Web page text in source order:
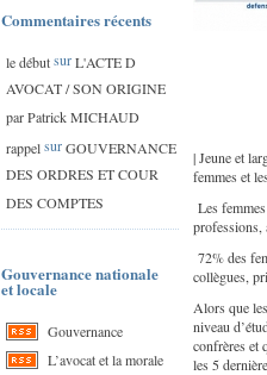
Commentaires récents
le débutsurL'ACTE D
AVOCAT / SON ORIGINE
par Patrick MICHAUD
rappelsurGOUVERNANCE
DES ORDRES ET COUR
DES COMPTES
Gouvernance nationale
et locale
Gouvernance
L’avocat et la morale
| Jeune et
femmes et
Les
professions,
72% des
collègues,
Alors que
niveau
confrères et
les 5